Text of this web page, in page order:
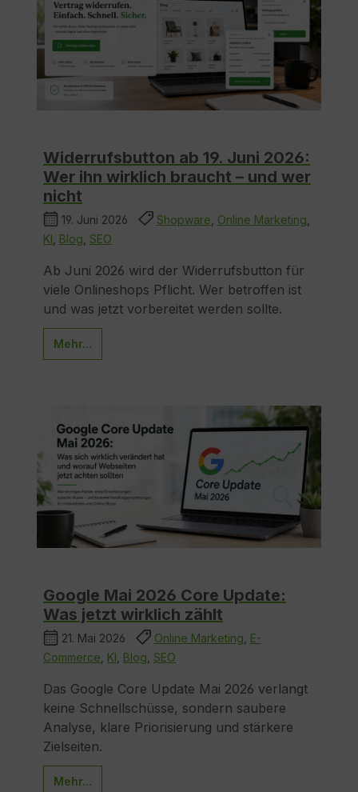
Widerrufsbutton ab 19. Juni 2026:
Wer ihn wirklich braucht – und wer
nicht
19. Juni 2026 Shopware Online Marketing
KI Blog SEO
Ab Juni 2026 wird der Widerrufsbutton für
viele Onlineshops Pflicht. Wer betroffen ist
und was jetzt vorbereitet werden sollte.
Mehr...
Google Mai 2026 Core Update:
Was jetzt wirklich zählt
21. Mai 2026 Online Marketing E-
Commerce KI Blog SEO
Das Google Core Update Mai 2026 verlangt
keine Schnellschüsse, sondern saubere
Analyse, klare Priorisierung und stärkere
Zielseiten.
Mehr...